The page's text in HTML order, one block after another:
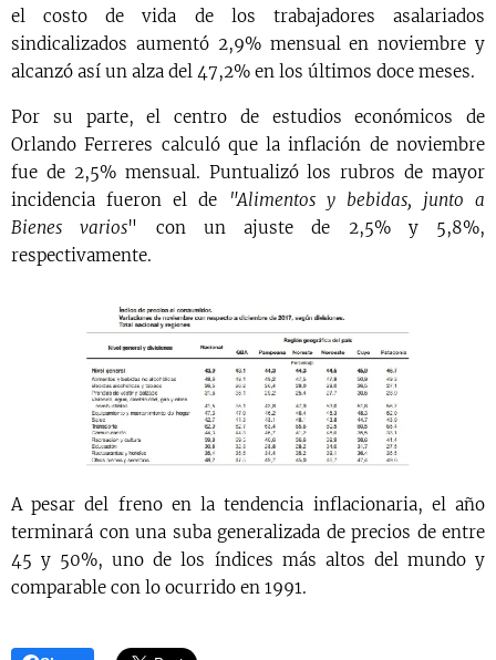
el costo de vida de los trabajadores asalariados
sindicalizados aumentó 2,9% mensual en noviembre y
alcanzó así un alza del 47,2% en los últimos doce meses.
Por su parte, el centro de estudios económicos de
Orlando Ferreres calculó que la inflación de noviembre
fue de 2,5% mensual. Puntualizó los rubros de mayor
incidencia fueron el de
"Alimentos y bebidas, junto a
Bienes varios" con un ajuste de 2,5% y 5,8%,
respectivamente.
A pesar del freno en la tendencia inflacionaria, el año
terminará con una suba generalizada de precios de entre
45 y 50%, uno de los índices más altos del mundo y
comparable con lo ocurrido en 1991.